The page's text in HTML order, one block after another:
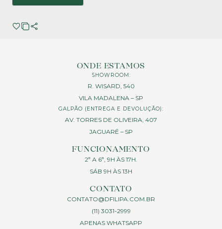
ONDE ESTAMOS
SHOWROOM:
R. WISARD, 540
VILA MADALENA – SP
GALPÃO (ENTREGA E DEVOLUÇÃO):
AV. TORRES DE OLIVEIRA, 407
JAGUARÉ – SP
FUNCIONAMENTO
2ª A 6ª, 9H ÀS 17H.
SÁB 9H ÀS 13H
CONTATO
CONTATO@DFILIPA.COM.BR
(11) 3031-2999
APENAS WHATSAPP